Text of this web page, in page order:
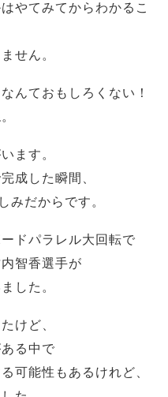
やてみてからわかるこ
せん。
んておもしろくない！
ます。
成した瞬間、
みだからです。
ドパラレル大回転で
智香選手が
した。
けど、
る中で
可能性もあるけれど、